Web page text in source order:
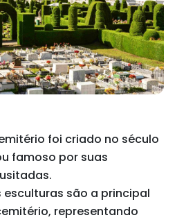
foi criado no século
famoso por suas
são a principal
representando